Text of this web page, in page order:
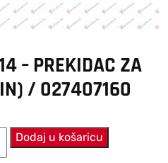
– PREKIDAC ZA
/ 027407160
Dodaj u košaricu